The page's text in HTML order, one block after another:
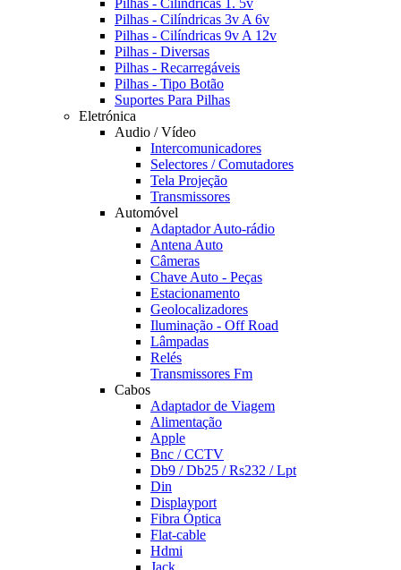
Pilhas - Cilíndricas 1. 5v
Pilhas - Cilíndricas 3v A 6v
Pilhas - Cilíndricas 9v A 12v
Pilhas - Diversas
Pilhas - Recarregáveis
Pilhas - Tipo Botão
Suportes Para Pilhas
Eletrónica
Audio / Vídeo
Intercomunicadores
Selectores / Comutadores
Tela Projeção
Transmissores
Automóvel
Adaptador Auto-rádio
Antena Auto
Câmeras
Chave Auto - Peças
Estacionamento
Geolocalizadores
Iluminação - Off Road
Lâmpadas
Relés
Transmissores Fm
Cabos
Adaptador de Viagem
Alimentação
Apple
Bnc / CCTV
Db9 / Db25 / Rs232 / Lpt
Din
Displayport
Fibra Óptica
Flat-cable
Hdmi
Jack